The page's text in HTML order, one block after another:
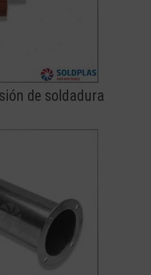
de soldadura